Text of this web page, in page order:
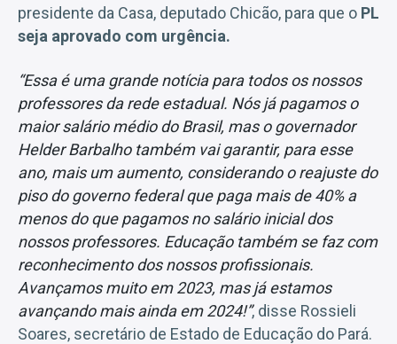
presidente da Casa, deputado Chicão, para que o PL
seja aprovado com urgência.
“Essa é uma grande notícia para todos os nossos
professores da rede estadual. Nós já pagamos o
maior salário médio do Brasil, mas o governador
Helder Barbalho também vai garantir, para esse
ano, mais um aumento, considerando o reajuste do
piso do governo federal que paga mais de 40% a
menos do que pagamos no salário inicial dos
nossos professores. Educação também se faz com
reconhecimento dos nossos profissionais.
Avançamos muito em 2023, mas já estamos
avançando mais ainda em 2024!”, disse Rossieli
Soares, secretário de Estado de Educação do Pará.